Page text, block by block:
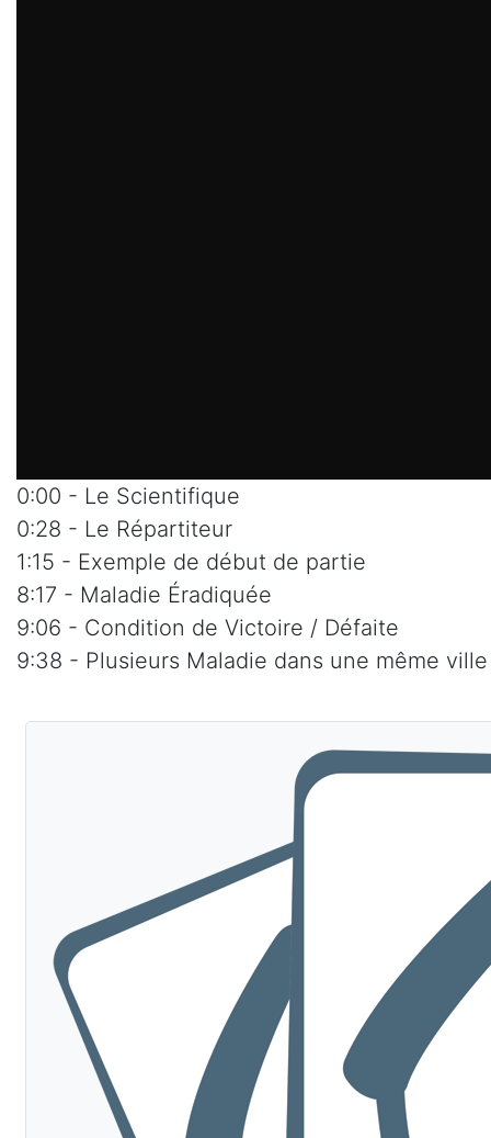
0:00 - Le Scientifique
0:28 - Le Répartiteur
1:15 - Exemple de début de partie
8:17 - Maladie Éradiquée
9:06 - Condition de Victoire / Défaite
9:38 - Plusieurs Maladie dans une même ville